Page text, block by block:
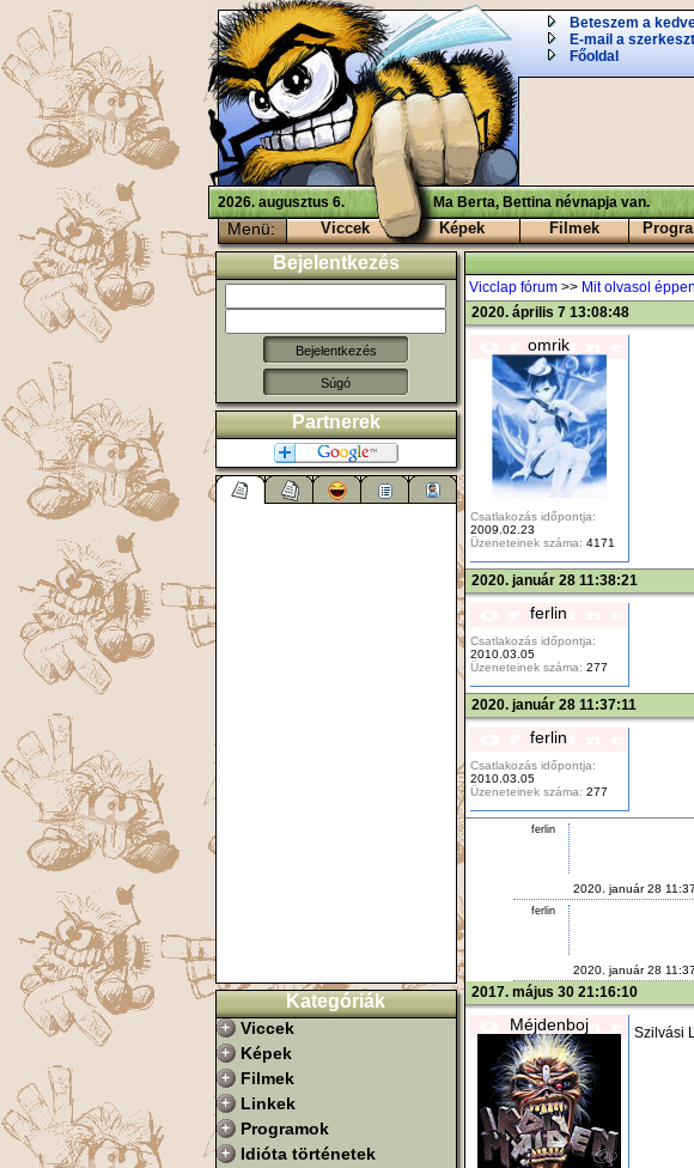
Beteszem a
E-mail a
Főoldal
2026. augusztus 6. Ma Berta, Bettina névnapja van.
Menü: Viccek Képek Filmek
Bejelentkezés
Súgó
Partnerek
Kategóriák
Viccek
Képek
Filmek
Linkek
Programok
Idióta történetek
Vicclap fórum>> Mit olvasol
2020. április 7 13:08:48
omrik
Csatlakozás időpontja:
2009.02.23
Üzeneteinek száma: 4171
2020. január 28 11:38:21
ferlin
Csatlakozás időpontja:
2010.03.05
Üzeneteinek száma: 277
2020. január 28 11:37:11
ferlin
Csatlakozás időpontja:
2010.03.05
Üzeneteinek száma: 277
ferlin
2020. január 28
ferlin
2020. január 28
2017. május 30 21:16:10
Méjdenboj Szilvási